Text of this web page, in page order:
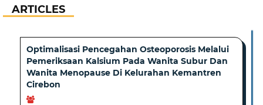
ARTICLES
Optimalisasi Pencegahan Osteoporosis Melalui
Pemeriksaan Kalsium Pada Wanita Subur Dan
Wanita Menopause Di Kelurahan Kemantren
Cirebon